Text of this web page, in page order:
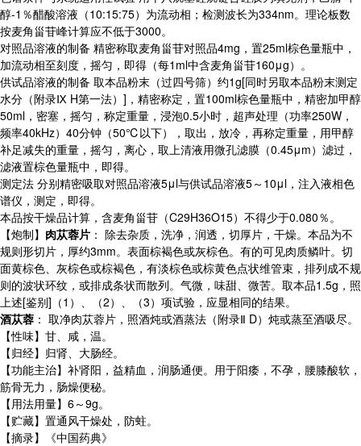
醇-1％醋酸溶液（10:15:75）为流动相；检测波长为334nm。理论板数
按麦角甾苷峰计算应不低于3000。
对照品溶液的制备 精密称取麦角甾苷对照品4mg，置25ml棕色量瓶中，
加流动相至刻度，摇匀，即得（每1ml中含麦角甾苷160μg）。
供试品溶液的制备 取本品粉末（过四号筛）约1g[同时另取本品粉末测定
水分（附录Ⅸ H第一法）]，精密称定，置100ml棕色量瓶中，精密加甲醇
50ml，密塞，摇匀，称定重量，浸泡0.5小时，超声处理（功率250W，
频率40kHz）40分钟（50℃以下），取出，放冷，再称定重量，用甲醇
补足减失的重量，摇匀，离心，取上清液用微孔滤膜（0.45μm）滤过，
滤液置棕色量瓶中，即得。
测定法 分别精密吸取对照品溶液5μl与供试品溶液5～10μl，注入液相色
谱仪，测定，即得。
本品按干燥品计算，含麦角甾苷（C29H36O15）不得少于0.080％。
【炮制】 肉苁蓉片 ： 除去杂质，洗净，润透，切厚片，干燥。本品为不
规则形切片，厚约3mm。表面棕褐色或灰棕色。有的可见肉质鳞叶。切
面黄棕色、灰棕色或棕褐色，有淡棕色或棕黄色点状维管束，排列成不规
则的波状环纹，或排成条状而散列。气微，味甜、微苦。取本品1.5g，照
上述[鉴别]（1）、（2）、（3）项试验，应显相同的结果。
酒苁蓉 ： 取净肉苁蓉片，照酒炖或酒蒸法（附录Ⅱ D）炖或蒸至酒吸尽。
【性味】甘、咸，温。
【归经】归肾、大肠经。
【功能主治】补肾阳，益精血，润肠通便。用于阳痿，不孕，腰膝酸软，
筋骨无力，肠燥便秘。
【用法用量】6～9g。
【贮藏】置通风干燥处，防蛀。
【摘录】《中国药典》